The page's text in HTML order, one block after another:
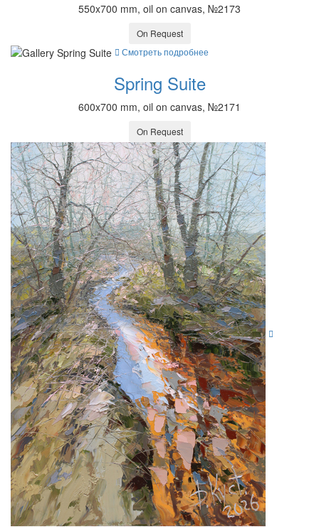
550x700 mm, oil on canvas, №2173
On Request
Смотреть подробнее
Spring Suite
600x700 mm, oil on canvas, №2171
On Request